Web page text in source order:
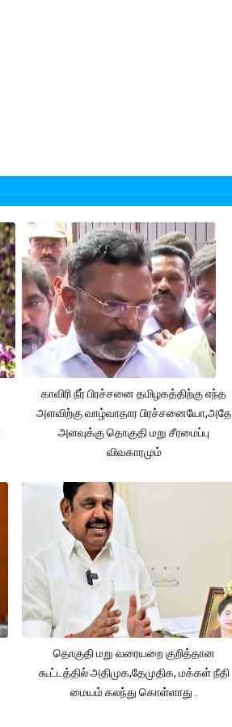
காவிரி நீர் பிரச்சனை தமிழகத்திற்கு எந்த
அளவிற்கு வாழ்வாதார பிரச்சனையோ,அதே
அளவுக்கு தொகுதி மறு சீரமைப்பு
விவகாரமும்
தொகுதி மறு வரையறை குறித்தான
கூட்டத்தில் அதிமுக,தேமுதிக, மக்கள் நீதி
மையம் கலந்து கொள்ளாது .